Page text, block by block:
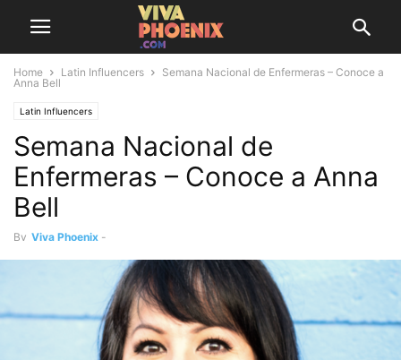
Home Latin Influencers
Semana Nacional de Enfermeras – Conoce a
Anna Bell
Latin Influencers
Semana Nacional de
Enfermeras – Conoce a Anna
Bell
By Viva Phoenix -